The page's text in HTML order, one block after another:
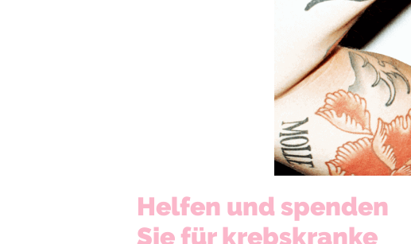
Helfen und spenden
Sie für krebskranke